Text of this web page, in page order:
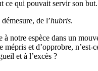
ce qui pouvait servir son but.
de l’hubris.
à notre espèce dans un
mépris et d’opprobre, n’est-
et à l’excès ?